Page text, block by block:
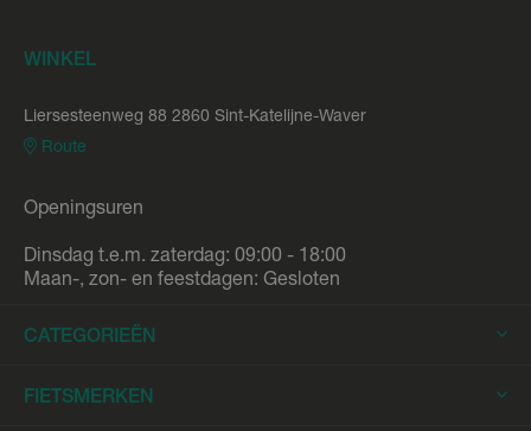
WINKEL
Liersesteenweg 88 2860 Sint-Katelijne-Waver
Route
Openingsuren
Dinsdag t.e.m. zaterdag: 09:00 - 18:00
Maan-, zon- en feestdagen: Gesloten
CATEGORIEËN
Elektrische Fietsen
FIETSMERKEN